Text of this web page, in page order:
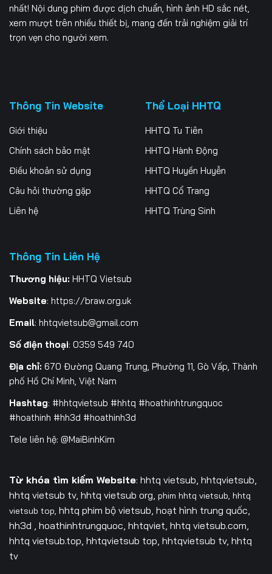
nhất! Nội dung phim được dịch chuẩn, hình ảnh HD sắc nét,
xem mượt trên nhiều thiết bị, mang đến trải nghiệm giải trí
trọn vẹn cho người xem.
Thông Tin Website
Giới thiệu
Chính sách bảo mật
Điều khoản sử dụng
Câu hỏi thường gặp
Liên hệ
Thể Loại HHTQ
HHTQ Tu Tiên
HHTQ Hành Động
HHTQ Huyền Huyễn
HHTQ Cổ Trang
HHTQ Trùng Sinh
Thông Tin Liên Hệ
Thương hiệu: HHTQ Vietsub
Website: https://braw.org.uk
Email: hhtqvietsub@gmail.com
Số điện thoại: 0359 549 740
Địa chỉ: 670 Đường Quang Trung, Phường 11, Gò Vấp, Thành
phố Hồ Chí Minh, Việt Nam
Hashtag: #hhtqvietsub #hhtq #hoathinhtrungquoc
#hoathinh #hh3d #hoathinh3d
Tele liên hệ: @MaiBinhKim
Từ khóa tìm kiếm Website: hhtq vietsub, hhtqvietsub,
hhtq vietsub tv, hhtq vietsub org, phim hhtq vietsub, hhtq
vietsub top, hhtq phim bộ vietsub, hoạt hình trung quốc,
hh3d , hoathinhtrungquoc, hhtqviet, hhtq vietsub.com,
hhtq vietsub.top, hhtqvietsub top, hhtqvietsub tv, hhtq
tv